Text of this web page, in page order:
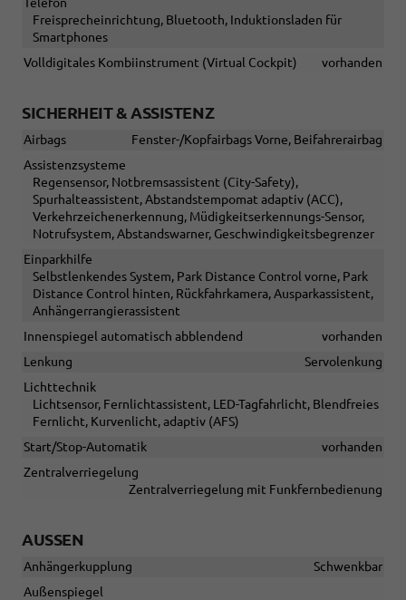
Freisprecheinrichtung, Bluetooth, Induktionsladen für
Smartphones
Volldigitales Kombiinstrument (Virtual Cockpit)
vorhanden
SICHERHEIT & ASSISTENZ
Airbags
Fenster-/Kopfairbags Vorne, Beifahrerairbag
Assistenzsysteme
Regensensor, Notbremsassistent (City-Safety),
Spurhalteassistent, Abstandstempomat adaptiv (ACC),
Verkehrzeichenerkennung, Müdigkeitserkennungs-Sensor,
Notrufsystem, Abstandswarner, Geschwindigkeitsbegrenzer
Einparkhilfe
Selbstlenkendes System, Park Distance Control vorne, Park
Distance Control hinten, Rückfahrkamera, Ausparkassistent,
Anhängerrangierassistent
Innenspiegel automatisch abblendend
vorhanden
Lenkung
Servolenkung
Lichttechnik
Lichtsensor, Fernlichtassistent, LED-Tagfahrlicht, Blendfreies
Fernlicht, Kurvenlicht, adaptiv (AFS)
Start/Stop-Automatik
vorhanden
Zentralverriegelung
Zentralverriegelung mit Funkfernbedienung
AUSSEN
Anhängerkupplung
Schwenkbar
Außenspiegel